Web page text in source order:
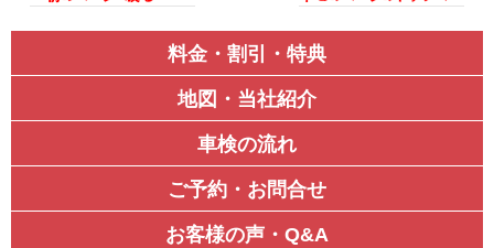
料金・割引・特典
地図・当社紹介
車検の流れ
ご予約・お問合せ
お客様の声・Q&A